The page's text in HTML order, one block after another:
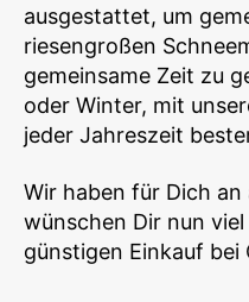
ausgestattet, um
riesengroßen
gemeinsame Zeit zu
oder Winter, mit
jeder Jahreszeit
Wir haben für Dich
wünschen Dir nun
günstigen Einkauf bei